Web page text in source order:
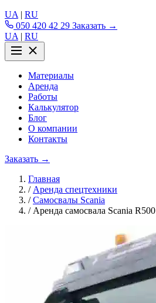
UA | RU
050 420 42 29 Заказать →
UA | RU
Материалы
Аренда
Работы
Калькулятор
Блог
О компании
Контакты
Заказать →
Главная
/ Аренда спецтехники
/ Самосвалы Scania
/ Аренда самосвала Scania R500